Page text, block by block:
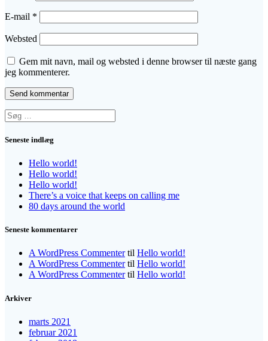
E-mail *
Websted
Gem mit navn, mail og websted i denne browser til næste gang
jeg kommenterer.
Søg
efter:
Seneste indlæg
Hello world!
Hello world!
Hello world!
There’s a voice that keeps on calling me
80 days around the world
Seneste kommentarer
A WordPress Commentertil Hello world!
A WordPress Commentertil Hello world!
A WordPress Commentertil Hello world!
Arkiver
marts 2021
februar 2021